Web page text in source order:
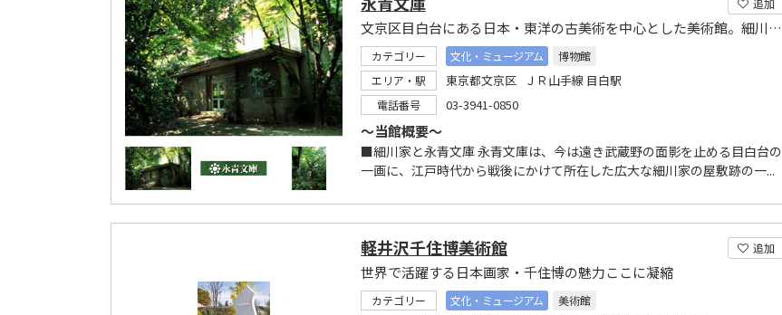
文京区目白台にある日本・東洋の古美術を中心とした美術館。細川家に伝来する歴史資料や美術品の文化財を公開しています
カテゴリー 文化・ミュージアム
博物館
エリア・駅
東京都文京区 ＪＲ山手線 目白駅
電話番号 03-3941-0850
～当館概要～
■細川家と永青文庫 永青文庫は、今は遠き武蔵野の面影を止める目白台の
一画に、江戸時代から戦後にかけて所在した広大な細川家の屋敷跡の一...
追加
軽井沢千住博美術館
世界で活躍する日本画家・千住博の魅力ここに凝縮
カテゴリー 文化・ミュージアム
美術館